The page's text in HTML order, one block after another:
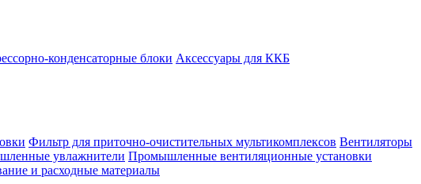
конденсаторные блоки Аксессуары для ККБ
Фильтр для приточно-очистительных мультикомплексов Вентиляторы
увлажнители Промышленные вентиляционные установки
и расходные материалы